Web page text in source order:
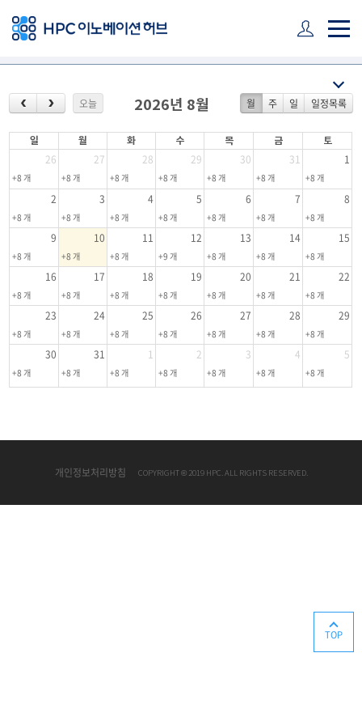
오늘 월 주 일 일정목록
2026년 8월
일 월 화 수 목 금 토
26 27 28 29 30 31 1
+8 개 +8 개 +8 개 +8 개 +8 개 +8 개 +8 개
2 3 4 5 6 7 8
+8 개 +8 개 +8 개 +8 개 +8 개 +8 개 +8 개
9 10 11 12 13 14 15
+8 개 +8 개 +8 개 +9 개 +8 개 +8 개 +8 개
16 17 18 19 20 21 22
+8 개 +8 개 +8 개 +8 개 +8 개 +8 개 +8 개
23 24 25 26 27 28 29
+8 개 +8 개 +8 개 +8 개 +8 개 +8 개 +8 개
30 31 1 2 3 4 5
+8 개 +8 개 +8 개 +8 개 +8 개 +8 개 +8 개
TOP
개인정보처리방침 COPYRIGHT © 2019 HPC. ALL RIGHTS RESERVED.